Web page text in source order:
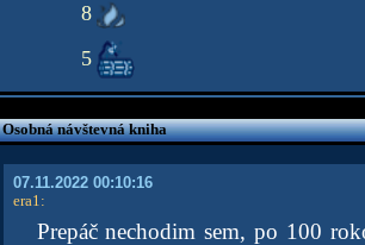
8
5
Osobná návštevná kniha
07.11.2022 00:10:16
era1:
Prepáč nechodim sem, po 100